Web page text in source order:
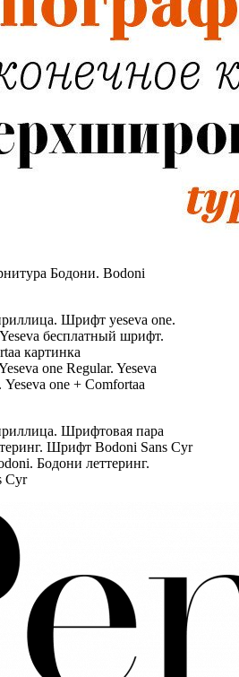
Бодони. Bodoni
one Regular. Yeseva
one + Comfortaa
Бодони леттеринг.
Cyr